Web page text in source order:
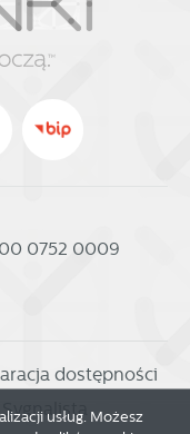
0752 0009
dostępności
Sygnalistausług. Możesz